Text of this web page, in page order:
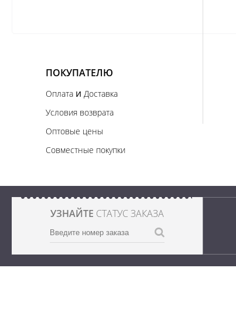
ПОКУПАТЕЛЮ
Оплата и Доставка
Условия возврата
Оптовые цены
Совместные покупки
УЗНАЙТЕ СТАТУС ЗАКАЗА